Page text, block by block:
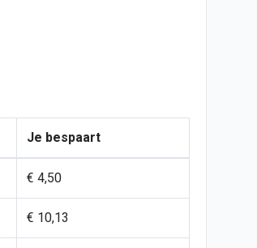
Je bespaart
€ 4,50
€ 10,13